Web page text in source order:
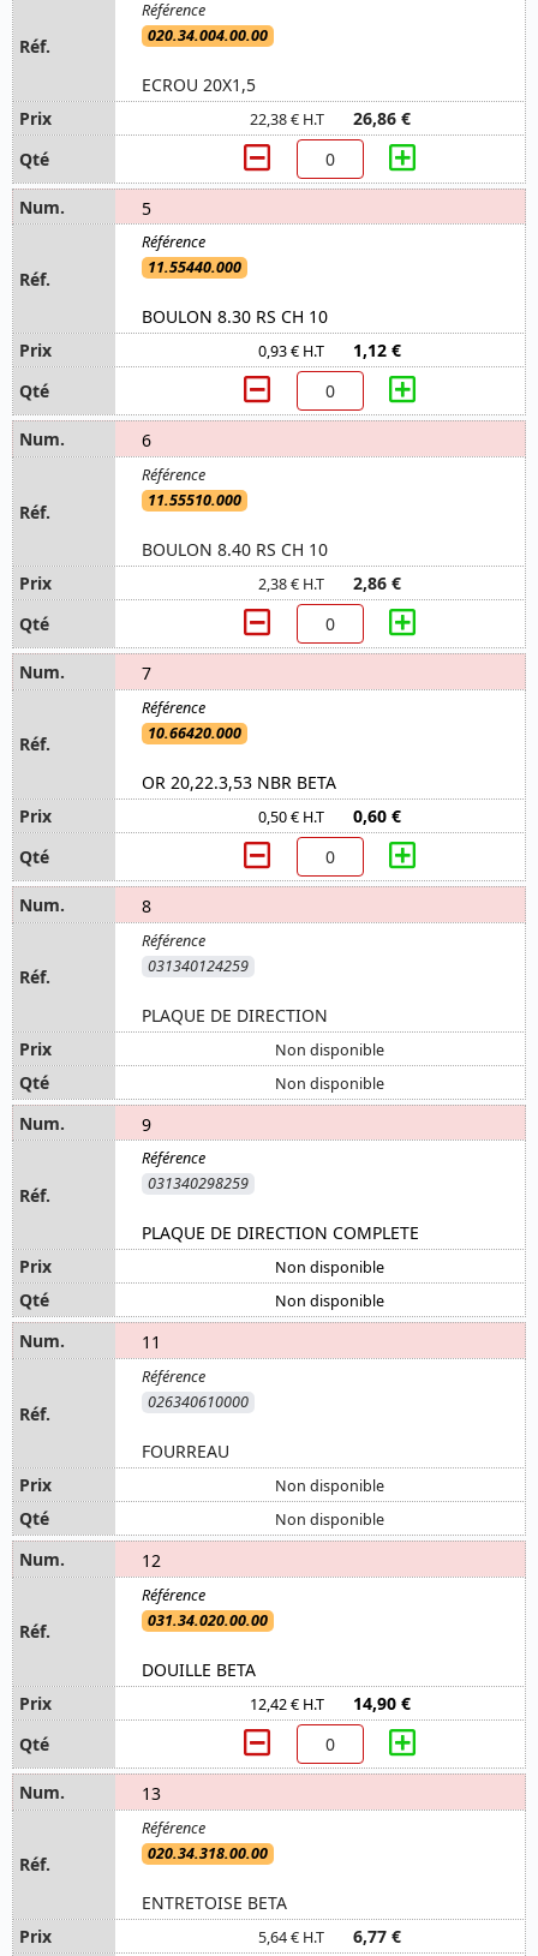
020.34.004.00.00
ECROU 20X1,5
22,38 € H.T 26,86 €
5
11.55440.000
BOULON 8.30 RS CH 10
0,93 € H.T 1,12 €
6
11.55510.000
BOULON 8.40 RS CH 10
2,38 € H.T 2,86 €
7
10.66420.000
OR 20,22.3,53 NBR BETA
0,50 € H.T 0,60 €
8
031340124259
PLAQUE DE DIRECTION
Non disponible
Non disponible
9
031340298259
PLAQUE DE DIRECTION COMPLETE
Non disponible
Non disponible
11
026340610000
FOURREAU
Non disponible
Non disponible
12
031.34.020.00.00
DOUILLE BETA
12,42 € H.T 14,90 €
13
020.34.318.00.00
ENTRETOISE BETA
5,64 € H.T 6,77 €